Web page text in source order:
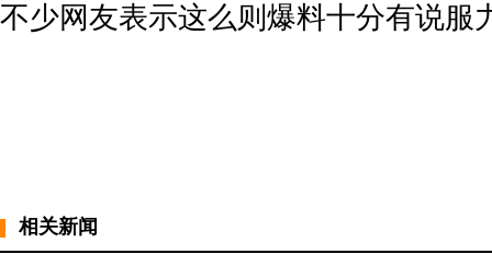
不少网友表示这么则爆料十分有说服
相关新闻